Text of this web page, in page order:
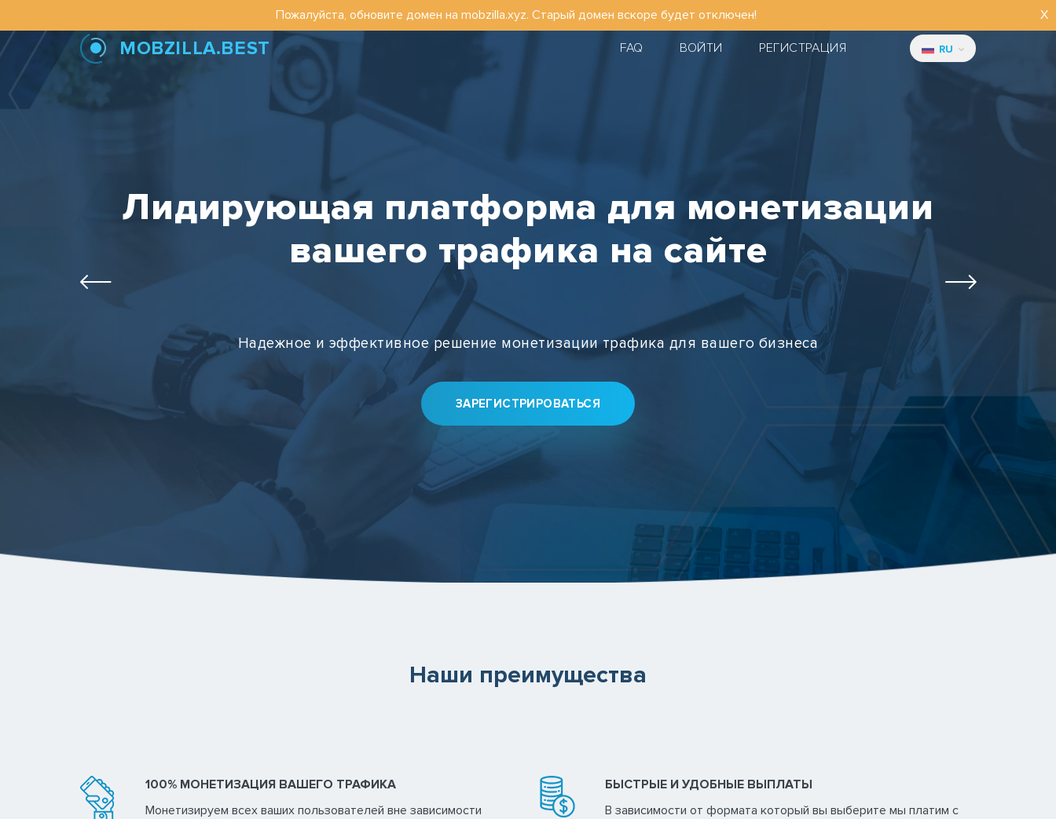
MOBZILLA.BEST FAQ ВОЙТИ РЕГИСТРАЦИЯ RU
Лидирующая платформа для монетизации
вашего трафика на сайте
Надежное и эффективное решение монетизации трафика для вашего бизнеса
ЗАРЕГИСТРИРОВАТЬСЯ
Наши преимущества
100% МОНЕТИЗАЦИЯ ВАШЕГО ТРАФИКА
Монетизируем всех ваших пользователей вне зависимости
БЫСТРЫЕ И УДОБНЫЕ ВЫПЛАТЫ
В зависимости от формата который вы выберите мы платим с
Пожалуйста, обновите домен на mobzilla.xyz. Старый домен вскоре будет отключен! X